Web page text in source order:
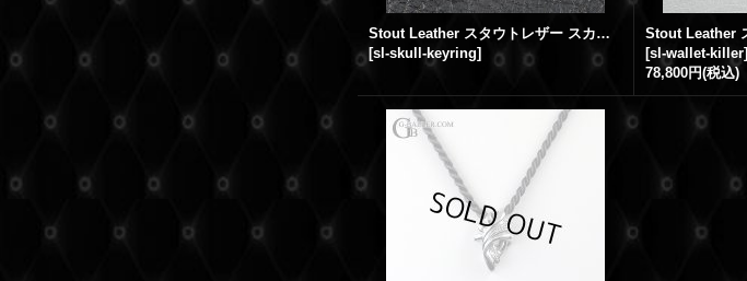
Stout Leather スタウトレザー スカル キーリング
[sl-skull-keyring]
[sl-wallet-killer]
78,800円(税込)